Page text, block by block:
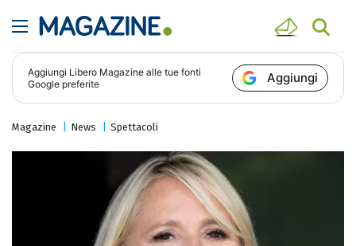
Aggiungi Libero Magazine alle tue fonti
Google preferite
Aggiungi
Magazine News Spettacoli